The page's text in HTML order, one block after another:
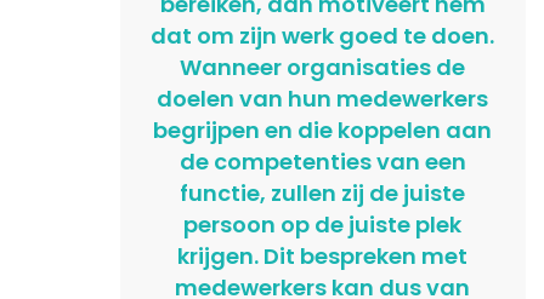
dat om zijn werk goed te doen.
Wanneer organisaties de
doelen van hun medewerkers
begrijpen en die koppelen aan
de competenties van een
functie, zullen zij de juiste
persoon op de juiste plek
krijgen. Dit bespreken met
medewerkers kan dus van